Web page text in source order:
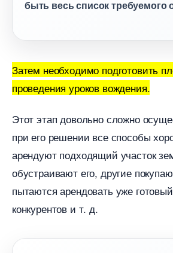
ыть весь список требуемого
Затем необходимо подготовить
проведения уроков вождения.
Этот этап довольно сложно
при его решении все способы
арендуют подходящий участок
обустраивают его, другие
пытаются арендовать уже
конкурентов и т. д.